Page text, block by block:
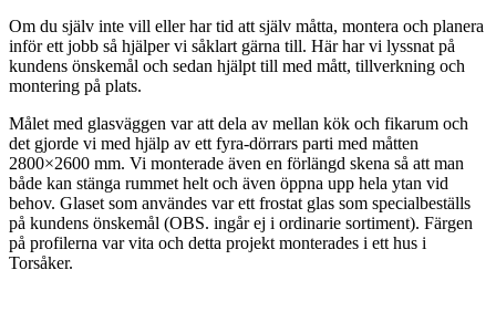
Om du själv inte vill eller har tid att själv måtta, montera och planera
inför ett jobb så hjälper vi såklart gärna till. Här har vi lyssnat på
kundens önskemål och sedan hjälpt till med mått, tillverkning och
montering på plats.
Målet med glasväggen var att dela av mellan kök och fikarum och
det gjorde vi med hjälp av ett fyra-dörrars parti med måtten
2800×2600 mm. Vi monterade även en förlängd skena så att man
både kan stänga rummet helt och även öppna upp hela ytan vid
behov. Glaset som användes var ett frostat glas som specialbeställs
på kundens önskemål (OBS. ingår ej i ordinarie sortiment). Färgen
på profilerna var vita och detta projekt monterades i ett hus i
Torsåker.